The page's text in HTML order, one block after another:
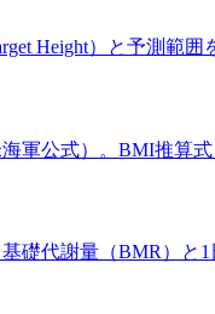
Height）と予測範囲
軍公式）。BMI推算
礎代謝量（BMR）と